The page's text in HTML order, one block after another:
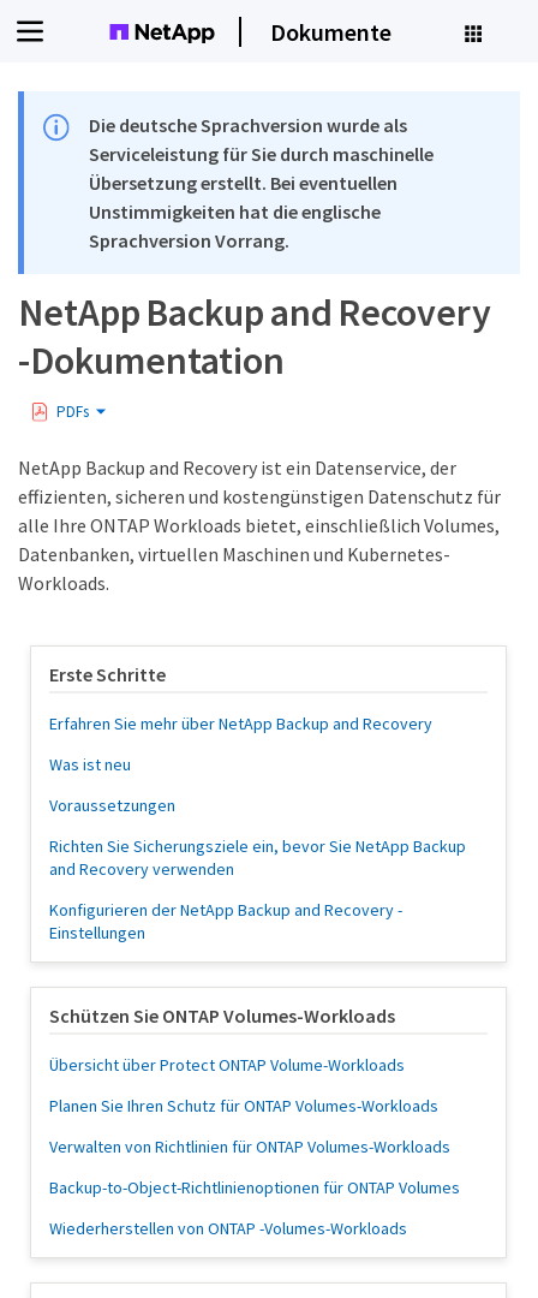
Dokumente
Die deutsche Sprachversion wurde als
Serviceleistung für Sie durch maschinelle
Übersetzung erstellt. Bei eventuellen
Unstimmigkeiten hat die englische
Sprachversion Vorrang.
NetApp Backup and Recovery
-Dokumentation
PDFs
NetApp Backup and Recovery ist ein Datenservice, der
effizienten, sicheren und kostengünstigen Datenschutz für
alle Ihre ONTAP Workloads bietet, einschließlich Volumes,
Datenbanken, virtuellen Maschinen und Kubernetes-
Workloads.
Erste Schritte
Erfahren Sie mehr über NetApp Backup and Recovery
Was ist neu
Voraussetzungen
Richten Sie Sicherungsziele ein, bevor Sie NetApp Backup
and Recovery verwenden
Konfigurieren der NetApp Backup and Recovery -
Einstellungen
Schützen Sie ONTAP Volumes-Workloads
Übersicht über Protect ONTAP Volume-Workloads
Planen Sie Ihren Schutz für ONTAP Volumes-Workloads
Verwalten von Richtlinien für ONTAP Volumes-Workloads
Backup-to-Object-Richtlinienoptionen für ONTAP Volumes
Wiederherstellen von ONTAP -Volumes-Workloads